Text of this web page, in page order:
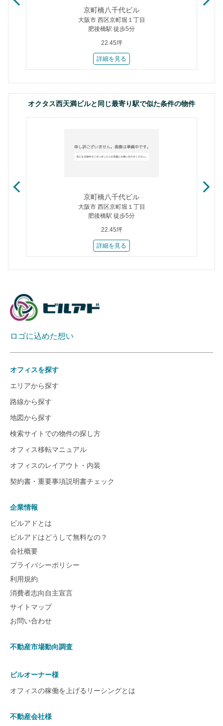
京町橋八千代ビル
大阪市 西区京町堀１丁目
肥後橋駅 徒歩5分
22.45坪
詳細を見る
オクタス西天満ビルと同じ最寄り駅で似た条件の物件
京町橋八千代ビル
大阪市 西区京町堀１丁目
肥後橋駅 徒歩5分
22.45坪
詳細を見る
ロゴに込めた想い
オフィスを探す
エリアから探す
路線から探す
地図から探す
検索サイトでの物件の探し方
オフィス移転マニュアル
オフィスのレイアウト・内装
契約書・重要事項説明書チェック
企業情報
ビルアドとは
ビルアドはどうして無料なの？
会社概要
プライバシーポリシー
利用規約
消費者志向自主宣言
サイトマップ
お問い合わせ
不動産市場動向調査
ビルオーナー様
オフィスの稼働を上げるリーシングとは
不動産会社様